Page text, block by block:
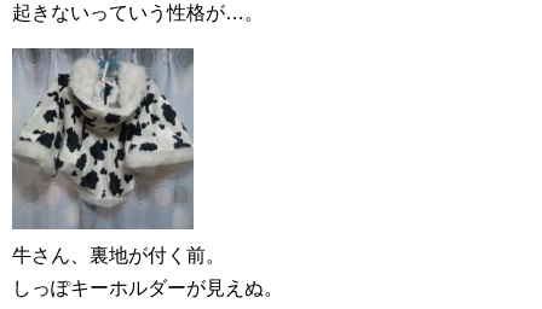
起きないっていう性格が…。
牛さん、裏地が付く前。
しっぽキーホルダーが見えぬ。